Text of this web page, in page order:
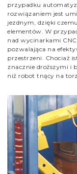
przypadku
rozwiązaniem jest
jezdnym, dzięki
elementów. W
nad wycinarkami
pozwalająca na
przestrzeni. Chociaż
znacznie droższymi i
niż robot tnący na